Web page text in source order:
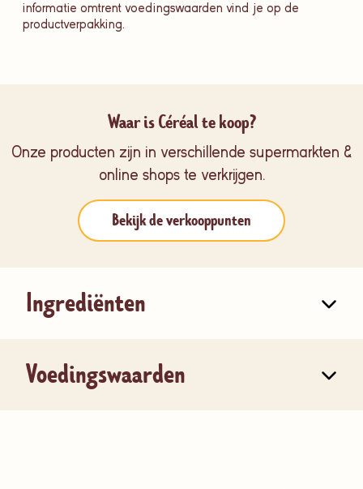
informatie omtrent voedingswaarden vind je op de
productverpakking.
Waar is Céréal te koop?
Onze producten zijn in verschillende supermarkten &
online shops te verkrijgen.
Bekijk de verkooppunten
Ingrediënten
Voedingswaarden